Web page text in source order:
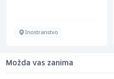
Inostranstvo
Možda vas zanima